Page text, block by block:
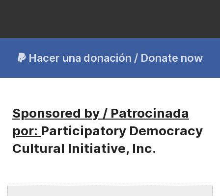
Hacer una donación / Donate now
Sponsored by / Patrocinada
por: Participatory Democracy
Cultural Initiative, Inc.